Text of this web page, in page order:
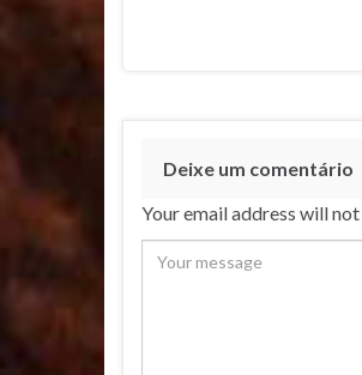
Deixe um comentário
Your email address will